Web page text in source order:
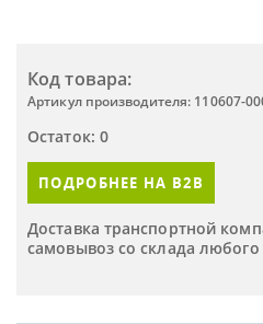
Код товара:
Артикул производителя: 110607-
Остаток: 0
ПОДРОБНЕЕ НА B2B
Доставка транспортной
самовывоз со склада